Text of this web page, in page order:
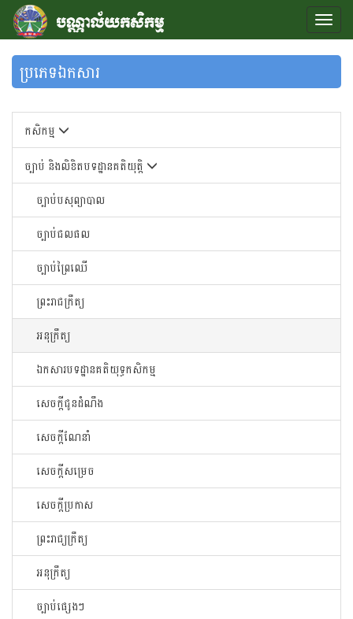
ប្រភេទឯកសារ
កសិកម្ម
ច្បាប់ និងលិខិតបទដ្ឋានគតិយុត្តិ
ច្បាប់បសុព្យាបាល
ច្បាប់ជលផល
ច្បាប់ព្រៃឈើ
ព្រះរាជក្រឹត្យ
អនុក្រឹត្យ
ឯកសារបទដ្ឋានគតិយុទ្ធកសិកម្ម
សេចក្តីជូនដំណឹង
សេចក្តីណែនាំ
សេចក្តីសម្រេច
សេចក្តីប្រកាស
ព្រះរាជ្យក្រឹត្យ
អនុក្រឹត្យ
ច្បាប់ផ្សេងៗ